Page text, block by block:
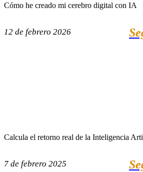
Cómo he creado mi cerebro digital con IA
12 de febrero 2026
Calcula el retorno real de la Inteligencia
7 de febrero 2025